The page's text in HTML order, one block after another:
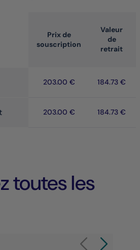
Prix de
souscription
Valeur
de
retrait
203.00 € 184.73 €
203.00 € 184.73 €
toutes les
Carrousel de
Carrousel